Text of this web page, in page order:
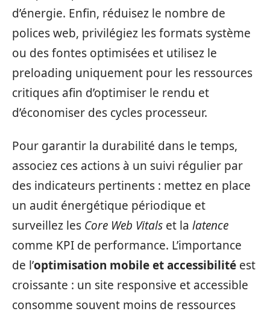
d’énergie. Enfin, réduisez le nombre de
polices web, privilégiez les formats système
ou des fontes optimisées et utilisez le
preloading uniquement pour les ressources
critiques afin d’optimiser le rendu et
d’économiser des cycles processeur.
Pour garantir la durabilité dans le temps,
associez ces actions à un suivi régulier par
des indicateurs pertinents : mettez en place
un audit énergétique périodique et
surveillez les Core Web Vitals et la latence
comme KPI de performance. L’importance
de l’optimisation mobile et accessibilité est
croissante : un site responsive et accessible
consomme souvent moins de ressources